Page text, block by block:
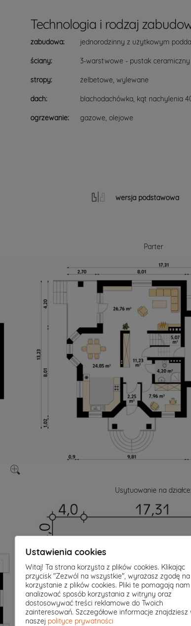
Technologia i rodzaj
zabudowa: jednorodzinny z użytkowym
ściany: 3-warstwowe - pustak ceramiczny
stropy: żelbetowe, wylewane
dach: blachodachówka, kąt nachylenia
ogrzewanie: gazowe, olejowe
wersja podstawowa
Parter
Usytuowanie na działce:
Ustawienia cookies
Witaj! Ta strona korzysta z plików cookies. Klikając
przycisk "Zezwól na wszystkie", wyrażasz zgodę na
korzystanie z plików cookies. Pliki te pomagają nam
analizować sposób korzystania z witryny oraz
dostosowywać treści reklamowe do Twoich
zainteresowań. Szczegółowe informacje znajdziesz
naszej polityce prywatności